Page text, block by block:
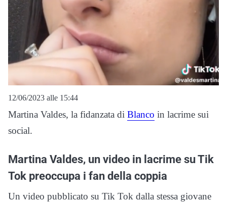
12/06/2023 alle 15:44
Martina Valdes, la fidanzata di Blanco in lacrime sui
social.
Martina Valdes, un video in lacrime su Tik
Tok preoccupa i fan della coppia
Un video pubblicato su Tik Tok dalla stessa giovane